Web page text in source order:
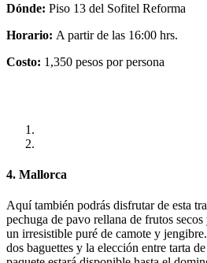
Dónde: Piso 13 del Sofitel Reforma
Horario: A partir de las 16:00 hrs.
Costo: 1,350 pesos por persona
4. Mallorca
Aquí también podrás disfrutar de esta
pechuga de pavo rellana de frutos secos
un irresistible puré de camote y
dos baguettes y la elección entre tarta